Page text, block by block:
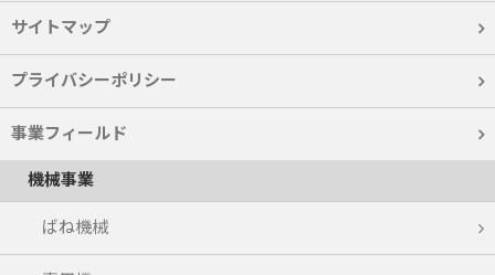
サイトマップ
プライバシーポリシー
事業フィールド
機械事業
ばね機械